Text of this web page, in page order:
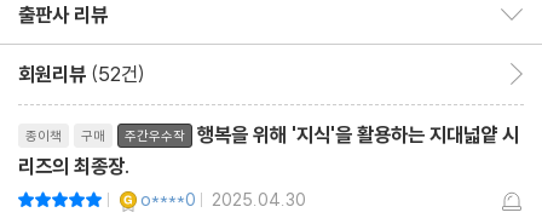
출판사 리뷰
회원리뷰 (52건)
종이책 구매 주간우수작
행복을 위해 '지식'을 활용하는 지대넓얕 시
리즈의 최종장.
| o****0 | 2025.04.30